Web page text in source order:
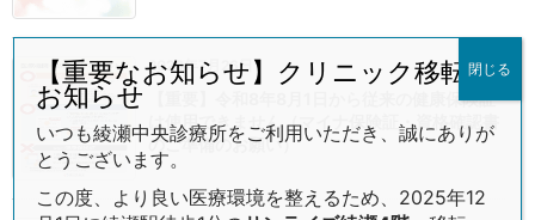
2026年7月26日
【重要】令和8年8月1日から従来の健康保険証
は使用できません（マイナ保険証・資格確認書
のご準備のお願い）
【重要なお知らせ】クリニック移転の
お知らせ
いつも綾瀬中央診療所をご利用いただき、誠にありが
とうございます。
この度、より良い医療環境を整えるため、2025年12
閉じる